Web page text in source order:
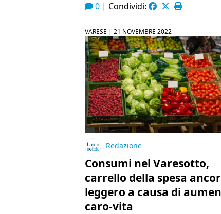
0| Condividi:
VARESE | 21 NOVEMBRE 2022
Redazione
Consumi nel Varesotto,
carrello della spesa
leggero a causa di
caro-vita